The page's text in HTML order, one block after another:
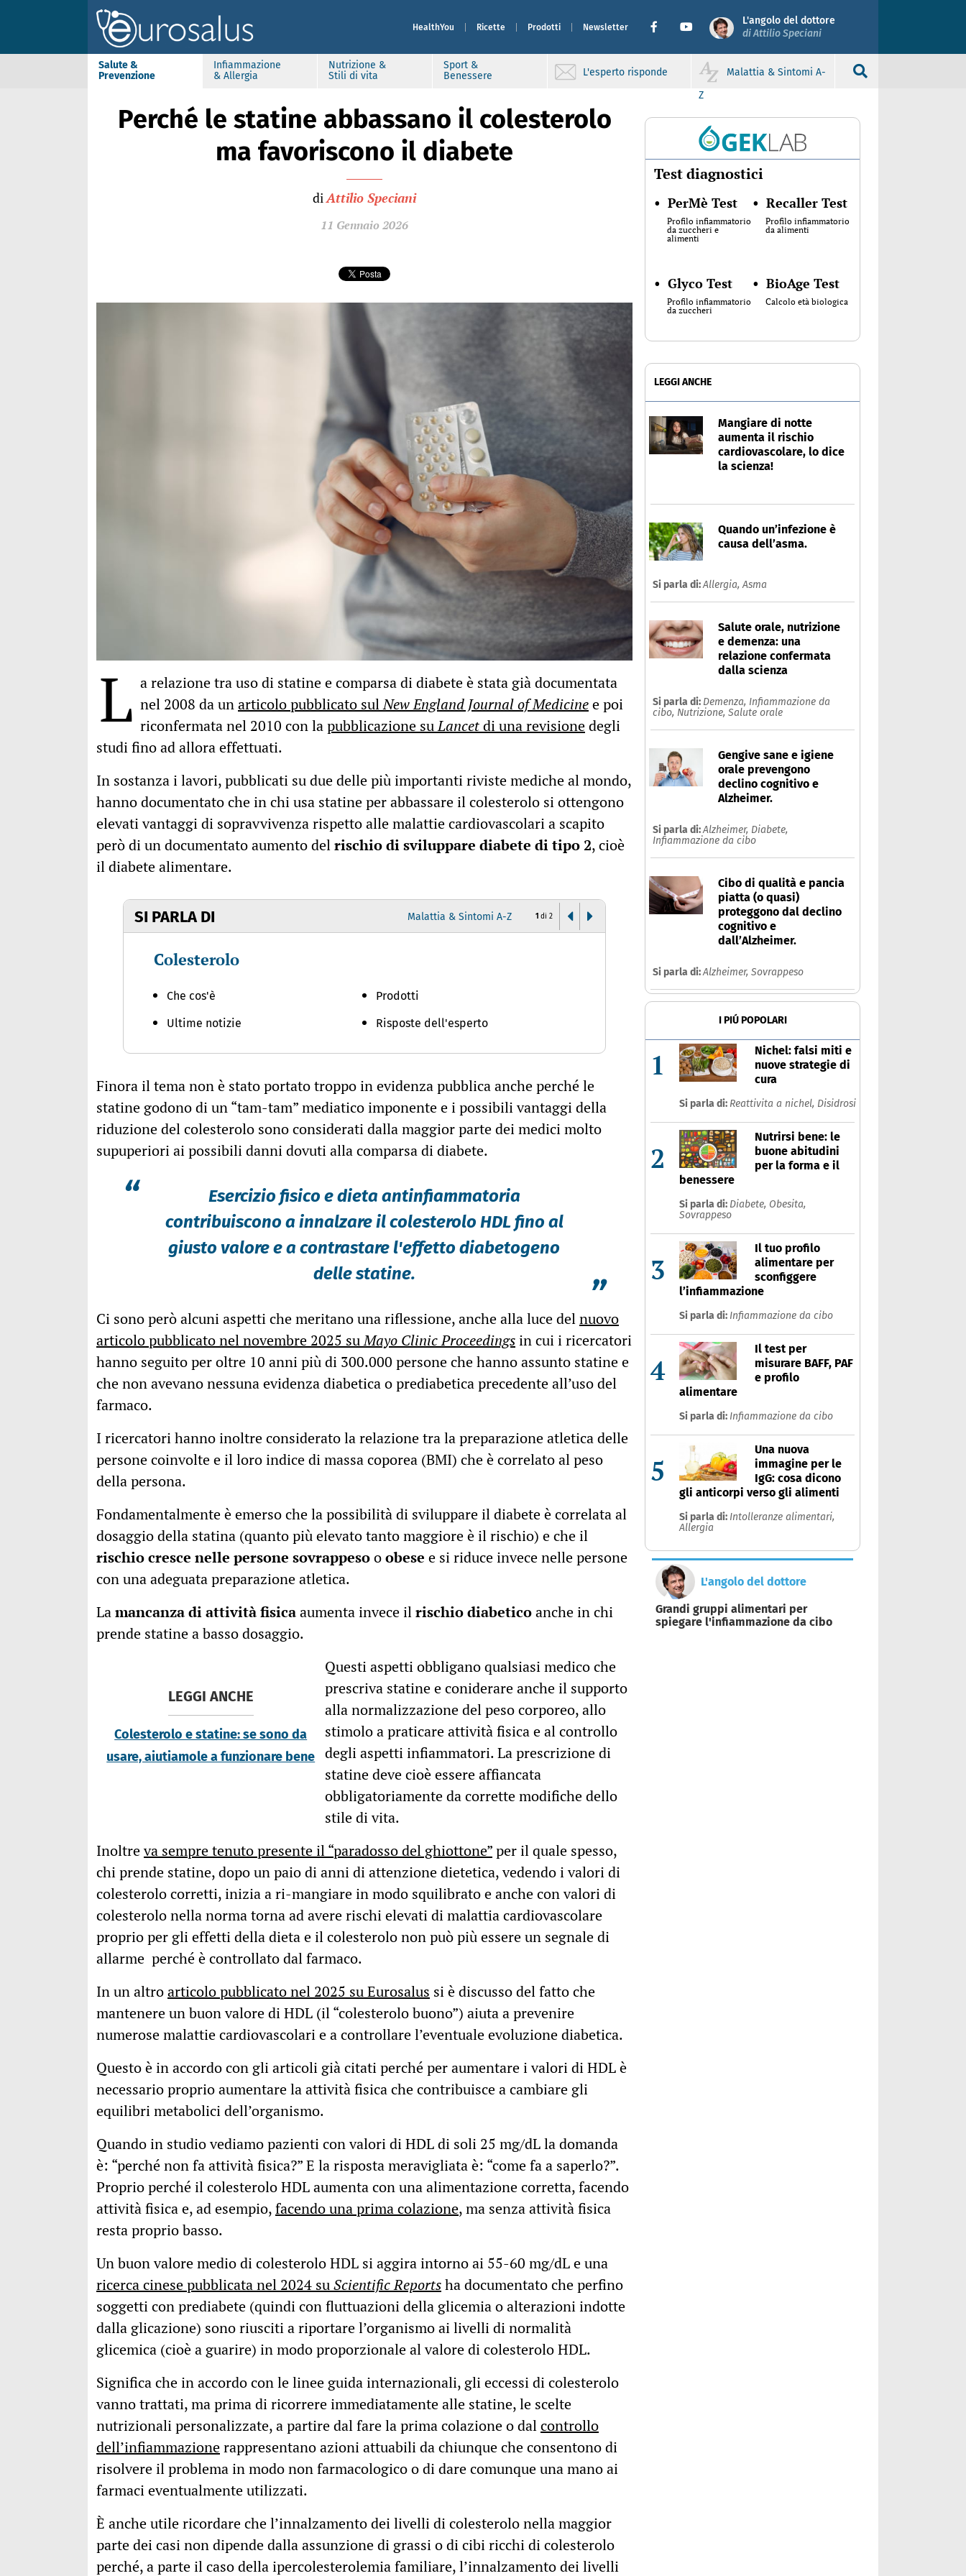
HealthYou Ricette Prodotti Newsletter
L'angolo del dottore
di Attilio Speciani
Salute &
Prevenzione
Infiammazione
& Allergia
Nutrizione &
Stili di vita
Sport &
Benessere
L'esperto risponde
Malattia & Sintomi A-
Z
Perché le statine abbassano il colesterolo
ma favoriscono il diabete
diAttilio Speciani
11 Gennaio 2026
L a relazione tra uso di statine e comparsa di diabete è stata già documentata
nel 2008 da unarticolo pubblicato sulNew England Journal of Medicinee poi
riconfermata nel 2010 con lapubblicazione suLancetdi una revisionedegli
studi fino ad allora effettuati.
In sostanza i lavori, pubblicati su due delle più importanti riviste mediche al mondo,
hanno documentato che in chi usa statine per abbassare il colesterolo si ottengono
elevati vantaggi di sopravvivenza rispetto alle malattie cardiovascolari a scapito
però di un documentato aumento delrischio di sviluppare diabete di tipo 2, cioè
il diabete alimentare.
SI PARLA DI Malattia & Sintomi A-Z
Colesterolo
Che cos'è
Ultime notizie
Prodotti
Risposte dell'esperto
Che cos'è
Ultime notizie
Prodotti
1 di 2
Finora il tema non è stato portato troppo in evidenza pubblica anche perché le
statine godono di un “tam-tam” mediatico imponente e i possibili vantaggi della
riduzione del colesterolo sono considerati dalla maggior parte dei medici molto
supuperiori ai possibili danni dovuti alla comparsa di diabete.
“
Esercizio fisico e dieta antinfiammatoria
contribuiscono a innalzare il colesterolo HDL fino al
giusto valore e a contrastare l'effetto diabetogeno
delle statine.
”
Ci sono però alcuni aspetti che meritano una riflessione, anche alla luce delnuovo
articolo pubblicato nel novembre 2025 suMayo Clinic Proceedingsin cui i ricercatori
hanno seguito per oltre 10 anni più di 300.000 persone che hanno assunto statine e
che non avevano nessuna evidenza diabetica o prediabetica precedente all’uso del
farmaco.
I ricercatori hanno inoltre considerato la relazione tra la preparazione atletica delle
persone coinvolte e il loro indice di massa coporea (BMI) che è correlato al peso
della persona.
Fondamentalmente è emerso che la possibilità di sviluppare il diabete è correlata al
dosaggio della statina (quanto più elevato tanto maggiore è il rischio) e che il
rischio cresce nelle persone sovrappesooobese e si riduce invece nelle persone
con una adeguata preparazione atletica.
Lamancanza di attività fisicaaumenta invece ilrischio diabeticoanche in chi
prende statine a basso dosaggio.
LEGGI ANCHE
Colesterolo e statine: se sono da
usare, aiutiamole a funzionare bene
Questi aspetti obbligano qualsiasi medico che
prescriva statine e coniderare anche il supporto
alla normalizzazione del peso corporeo, allo
stimolo a praticare attività fisica e al controllo
degli aspetti infiammatori. La prescrizione di
statine deve cioè essere affiancata
obbligatoriamente da corrette modifiche dello
stile di vita.
Inoltreva sempre tenuto presente il “paradosso del ghiottone”per il quale spesso,
chi prende statine, dopo un paio di anni di attenzione dietetica, vedendo i valori di
colesterolo corretti, inizia a ri-mangiare in modo squilibrato e anche con valori di
colesterolo nella norma torna ad avere rischi elevati di malattia cardiovascolare
proprio per gli effetti della dieta e il colesterolo non può più essere un segnale di
allarme perché è controllato dal farmaco.
In un altroarticolo pubblicato nel 2025 su Eurosalus si è discusso del fatto che
mantenere un buon valore di HDL (il “colesterolo buono”) aiuta a prevenire
numerose malattie cardiovascolari e a controllare l’eventuale evoluzione diabetica.
Questo è in accordo con gli articoli già citati perché per aumentare i valori di HDL è
necessario proprio aumentare la attività fisica che contribuisce a cambiare gli
equilibri metabolici dell’organismo.
Quando in studio vediamo pazienti con valori di HDL di soli 25 mg/dL la domanda
è: “perché non fa attività fisica?” E la risposta meravigliata è: “come fa a saperlo?”.
Proprio perché il colesterolo HDL aumenta con una alimentazione corretta, facendo
attività fisica e, ad esempio,facendo una prima colazione, ma senza attività fisica
resta proprio basso.
Un buon valore medio di colesterolo HDL si aggira intorno ai 55-60 mg/dL e una
ricerca cinese pubblicata nel 2024 suScientific Reportsha documentato che perfino
soggetti con prediabete (quindi con fluttuazioni della glicemia o alterazioni indotte
dalla glicazione) sono riusciti a riportare l’organismo ai livelli di normalità
glicemica (cioè a guarire) in modo proporzionale al valore di colesterolo HDL.
Significa che in accordo con le linee guida internazionali, gli eccessi di colesterolo
vanno trattati, ma prima di ricorrere immediatamente alle statine, le scelte
nutrizionali personalizzate, a partire dal fare la prima colazione o dalcontrollo
dell’infiammazionerappresentano azioni attuabili da chiunque che consentono di
risolvere il problema in modo non farmacologico o di dare comunque una mano ai
farmaci eventualmente utilizzati.
È anche utile ricordare che l’innalzamento dei livelli di colesterolo nella maggior
parte dei casi non dipende dalla assunzione di grassi o di cibi ricchi di colesterolo
perché, a parte il caso della ipercolesterolemia familiare, l’innalzamento dei livelli
Test diagnostici
• PerMè Test
Profilo infiammatorio
da zuccheri e
alimenti
• Recaller Test
Profilo infiammatorio
da alimenti
• Glyco Test
Profilo infiammatorio
da zuccheri
• BioAge Test
Calcolo età biologica
LEGGI ANCHE
Mangiare di notte
aumenta il rischio
cardiovascolare, lo dice
la scienza!
Quando un’infezione è
causa dell’asma.
Si parla di:Allergia,Asma
Salute orale, nutrizione
e demenza: una
relazione confermata
dalla scienza
Si parla di: Demenza, Infiammazione da
cibo, Nutrizione, Salute orale
Gengive sane e igiene
orale prevengono
declino cognitivo e
Alzheimer.
Si parla di:Alzheimer, Diabete,
Infiammazione da cibo
Cibo di qualità e pancia
piatta (o quasi)
proteggono dal declino
cognitivo e
dall’Alzheimer.
Si parla di:Alzheimer, Sovrappeso
I PIÚ POPOLARI
1
Nichel: falsi miti e
nuove strategie di
cura
Si parla di: Reattivita a nichel, Disidrosi
2
Nutrirsi bene: le
buone abitudini
per la forma e il
benessere
Si parla di: Diabete, Obesita,
Sovrappeso
3
Il tuo profilo
alimentare per
sconfiggere
l’infiammazione
Si parla di: Infiammazione da cibo
4
Il test per
misurare BAFF, PAF
e profilo
alimentare
Si parla di: Infiammazione da cibo
5
Una nuova
immagine per le
IgG: cosa dicono
gli anticorpi verso gli alimenti
Si parla di: Intolleranze alimentari,
Allergia
L'angolo del dottore
Grandi gruppi alimentari per
spiegare l'infiammazione da cibo